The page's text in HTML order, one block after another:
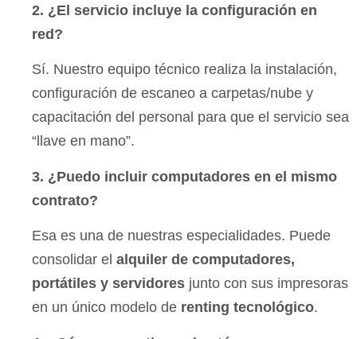
2. ¿El servicio incluye la configuración en
red?
Sí. Nuestro equipo técnico realiza la instalación,
configuración de escaneo a carpetas/nube y
capacitación del personal para que el servicio sea
“llave en mano”.
3. ¿Puedo incluir computadores en el mismo
contrato?
Esa es una de nuestras especialidades. Puede
consolidar el alquiler de computadores,
portátiles y servidores junto con sus impresoras
en un único modelo de renting tecnológico.